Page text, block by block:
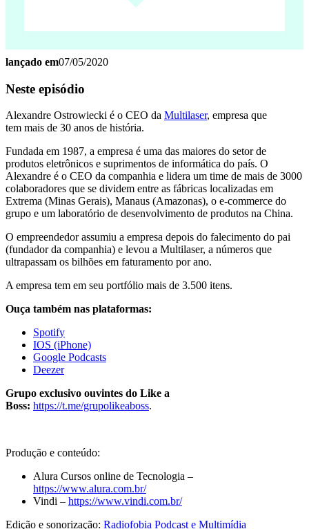
lançado em07/05/2020
Neste episódio
Alexandre Ostrowiecki é o CEO da Multilaser, empresa que
tem mais de 30 anos de história.
Fundada em 1987, a empresa é uma das maiores do setor de
produtos eletrônicos e suprimentos de informática do país. O
Alexandre é o CEO da companhia e lidera um time de mais de 3000
colaboradores que se dividem entre as fábricas localizadas em
Extrema (Minas Gerais), Manaus (Amazonas), o e-commerce do
grupo e um laboratório de desenvolvimento de produtos na China.
O empreendedor assumiu a empresa depois do falecimento do pai
(fundador da companhia) e levou a Multilaser, a números que
ultrapassam os bilhões em faturamento por ano.
A empresa tem em seu portfólio mais de 3.500 itens.
Ouça também nas plataformas:
Spotify
IOS (iPhone)
Google Podcasts
Deezer
Grupo exclusivo ouvintes do Like a
Boss: https://t.me/grupolikeaboss.
Produção e conteúdo:
Alura Cursos online de Tecnologia –
https://www.alura.com.br/
Vindi – https://www.vindi.com.br/
Edição e sonorização: Radiofobia Podcast e Multimídia